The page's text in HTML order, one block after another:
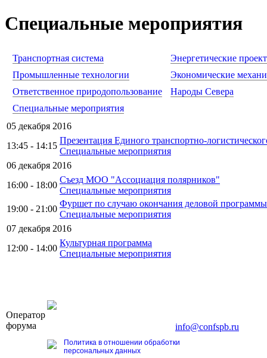
Специальные мероприятия
Транспортная система
Энергетические
Промышленные технологии
Экономические
Ответственное природопользование
Народы Севера
Специальные мероприятия
05 декабря 2016
13:45 - 14:15
Презентация Единого транспортно-
Специальные мероприятия
06 декабря 2016
16:00 - 18:00
Съезд МОО "Ассоциация полярников"
Специальные мероприятия
19:00 - 21:00
Фуршет по случаю окончания деловой
Специальные мероприятия
07 декабря 2016
12:00 - 14:00
Культурная программа
Специальные мероприятия
Оператор
форума
info@confspb.ru
Политика в отношении обработки
персональных данных